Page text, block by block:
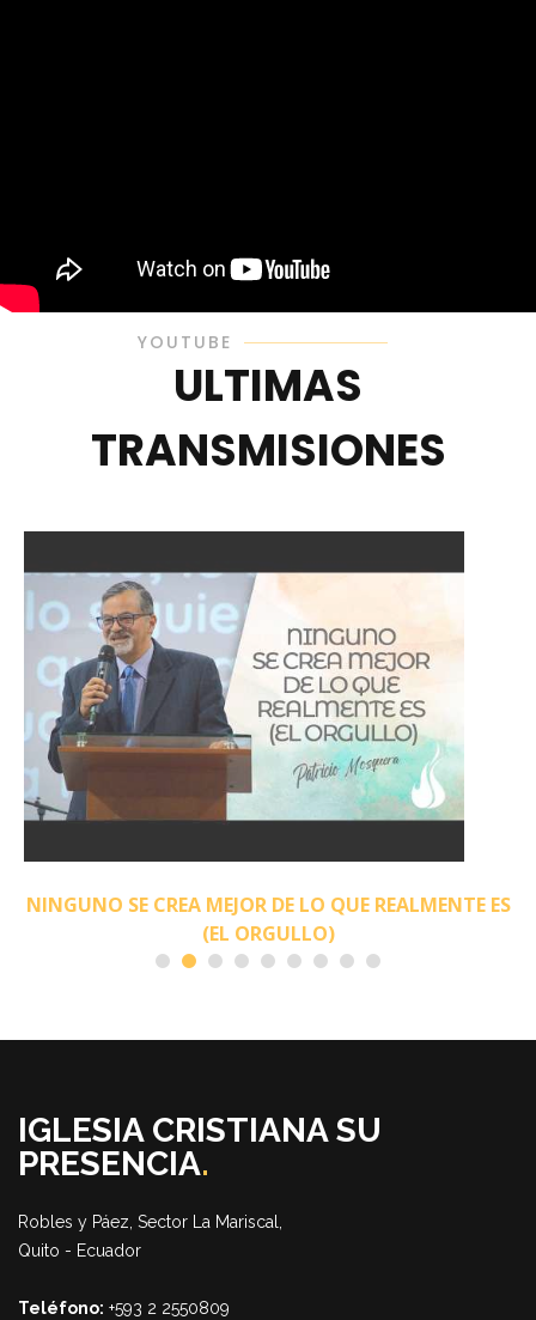
YOUTUBE
ULTIMAS
TRANSMISIONES
NINGUNO SE CREA MEJOR DE LO QUE REALMENTE ES
(EL ORGULLO)
IGLESIA CRISTIANA SU
PRESENCIA.
Robles y Páez, Sector La Mariscal,
Quito - Ecuador
Teléfono: +593 2 2550809